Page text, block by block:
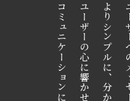
ユーザ
ユーザーの心に響かせる